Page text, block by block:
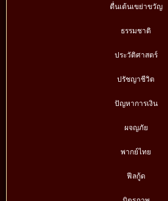
ตื่นเต้นเขย่าขวัญ
ธรรมชาติ
ประวัติศาสตร์
ปรัชญาชีวิต
ปัญหาการเงิน
ผจญภัย
พากย์ไทย
ฟีลกู้ด